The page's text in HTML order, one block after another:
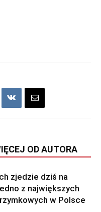
OD AUTORA
zjedzie dziś na
z największych
w Polsce